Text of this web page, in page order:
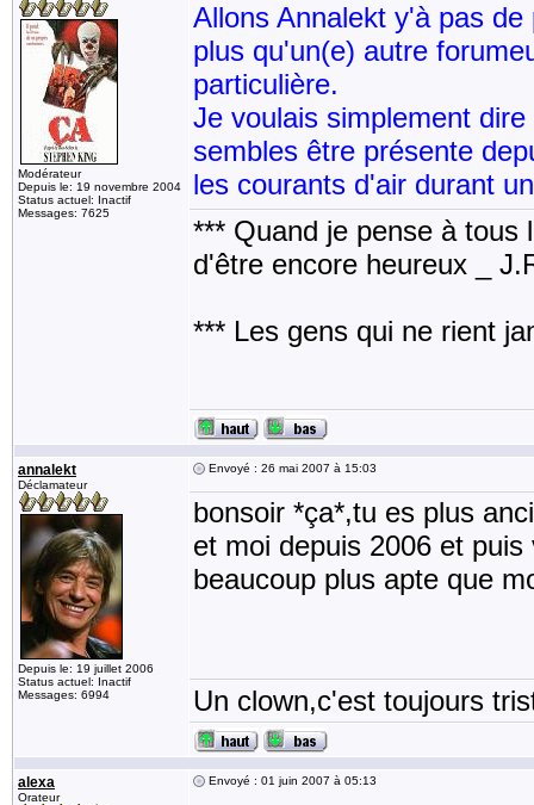
Modérateur
Depuis le: 19 novembre 2004
Status actuel: Inactif
Messages: 7625
Allons Annalekt y'à pas
plus qu'un(e) autre
particulière.
Je voulais simplement
sembles être présente
les courants d'air durant
*** Quand je pense à tous
d'être encore heureux _
*** Les gens qui ne rient
annalekt
Déclamateur
Depuis le: 19 juillet 2006
Status actuel: Inactif
Messages: 6994
Envoyé : 26 mai 2007 à 15:03
bonsoir *ça*,tu es plus
et moi depuis 2006 et
beaucoup plus apte que
Un clown,c'est toujours
alexa
Orateur
Envoyé : 01 juin 2007 à 05:13